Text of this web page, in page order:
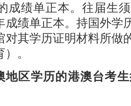
成绩单正本。往届生
成绩单正本。持国外学
对其学历证明材料所做
。
地区学历的港澳台考